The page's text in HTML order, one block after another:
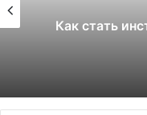
Как стать